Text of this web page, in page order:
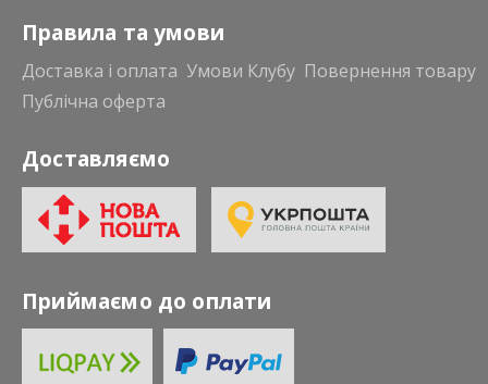
Правила та умови
Доставка і оплата Умови Клубу Повернення товару
Публічна оферта
Доставляємо
Приймаємо до оплати